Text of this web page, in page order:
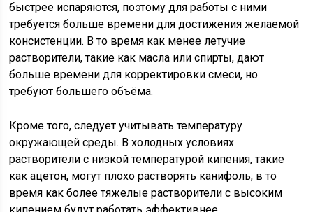
быстрее испаряются, поэтому для работы с ними
требуется больше времени для достижения желаемой
консистенции. В то время как менее летучие
растворители, такие как масла или спирты, дают
больше времени для корректировки смеси, но
требуют большего объёма.
Кроме того, следует учитывать температуру
окружающей среды. В холодных условиях
растворители с низкой температурой кипения, такие
как ацетон, могут плохо растворять канифоль, в то
время как более тяжелые растворители с высоким